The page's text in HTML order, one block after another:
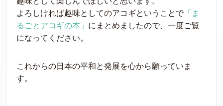
よろしければ趣味としてのアコギということで「ま
るごとアコギの本」 にまとめましたので、一度ご覧
になってください。
これからの日本の平和と発展を心から願っていま
す。